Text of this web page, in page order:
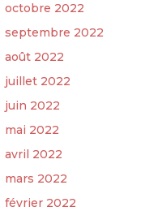
octobre 2022
septembre 2022
août 2022
juillet 2022
juin 2022
mai 2022
avril 2022
mars 2022
février 2022